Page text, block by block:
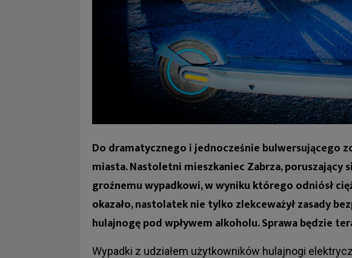
Do dramatycznego i jednocześnie bulwersującego
miasta. Nastoletni mieszkaniec Zabrza, poruszający
groźnemu wypadkowi, w wyniku którego odniósł
okazało, nastolatek nie tylko zlekceważył zasady
hulajnogę pod wpływem alkoholu. Sprawa będzie
Wypadki z udziałem użytkowników hulajnogi